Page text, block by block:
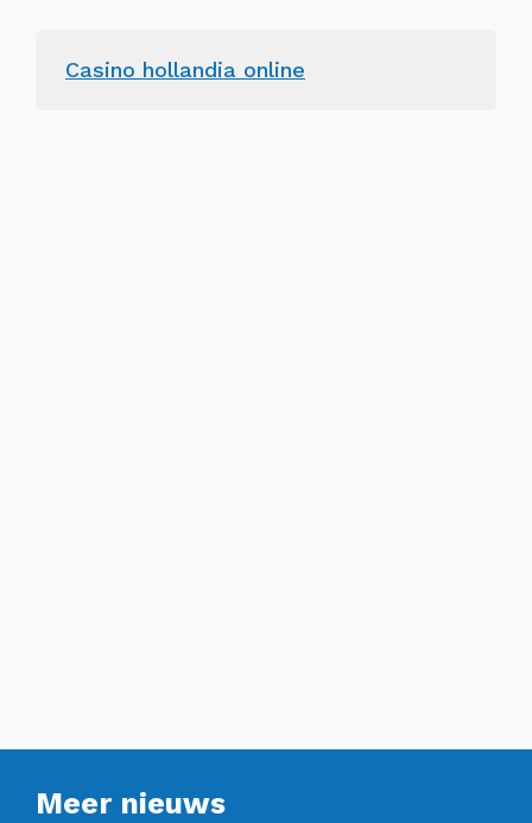
Casino hollandia online
Meer nieuws